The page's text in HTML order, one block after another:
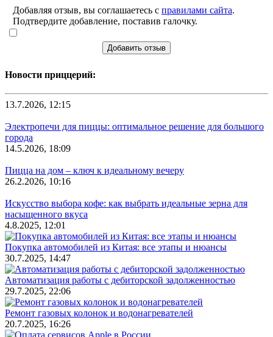
Добавляя отзыв, вы соглашаетесь с правилами сайта.
Подтвердите добавление, поставив галочку.
Добавить отзыв
Новости приццерий:
13.7.2026, 12:15
Электропечи для пиццы: оптимальное решение для большого
города
14.5.2026, 18:09
Пицца на дом – ключ к идеальному вечеру
26.2.2026, 10:16
Искусство выбора кофе: как выбрать идеальные зерна для
насыщенного вкуса
4.8.2025, 12:01
Покупка автомобилей из Китая: все этапы и нюансы
30.7.2025, 14:47
Автоматизация работы с дебиторской задолженностью
29.7.2025, 22:06
Ремонт газовых колонок и водонагревателей
20.7.2025, 16:26